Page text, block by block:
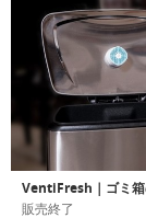
販売終了